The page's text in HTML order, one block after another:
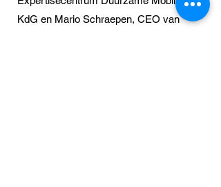
KdG en Mario Schraepen, CEO van